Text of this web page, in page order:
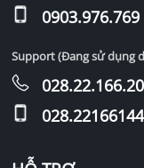
0903.976.769
Support (Đang sử dụng
028.22166144